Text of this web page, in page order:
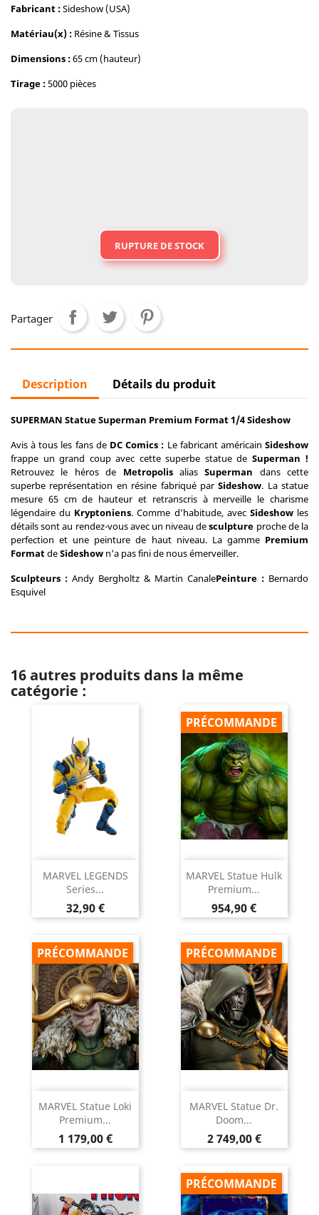
Fabricant :Sideshow (USA)
Matériau(x) : Résine & Tissus
Dimensions :65 cm (hauteur)
Tirage :5000 pièces
RUPTURE DE STOCK
Partager
Description Détails du produit
SUPERMAN Statue Superman Premium Format 1/4 Sideshow
Avis à tous les fans de DC Comics : Le fabricant américainSideshow
frappe un grand coup avec cette superbe statue de Superman !
Retrouvez le héros de MetropolisaliasSuperman dans cette
superbe représentation en résine fabriqué parSideshow. La statue
mesure 65 cm de hauteur et retranscris à merveille le charisme
légendaire du Kryptoniens. Comme d’habitude, avec Sideshowles
détails sont au rendez-vous avec un niveau desculpture proche de la
perfection et une peinture de haut niveau. La gamme Premium
FormatdeSideshow n'a pas fini de nous émerveiller.
Sculpteurs :Andy Bergholtz & Martin CanalePeinture : Bernardo
Esquivel
16 autres produits dans la même
catégorie :
MARVEL LEGENDS
Series...
Prix
32,90 €
MARVEL Statue Hulk
Premium...
Prix
954,90 €
PRÉCOMMANDE
MARVEL Statue Loki
Premium...
Prix
1 179,00 €
PRÉCOMMANDE
MARVEL Statue Dr.
Doom...
Prix
2 749,00 €
PRÉCOMMANDE
PRÉCOMMANDE